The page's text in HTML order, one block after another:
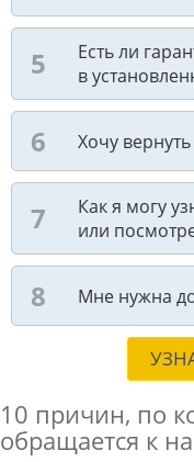
Есть ли
в
Хочу
Как я могу
или
Мне нужна
10 причин, по
обращается к